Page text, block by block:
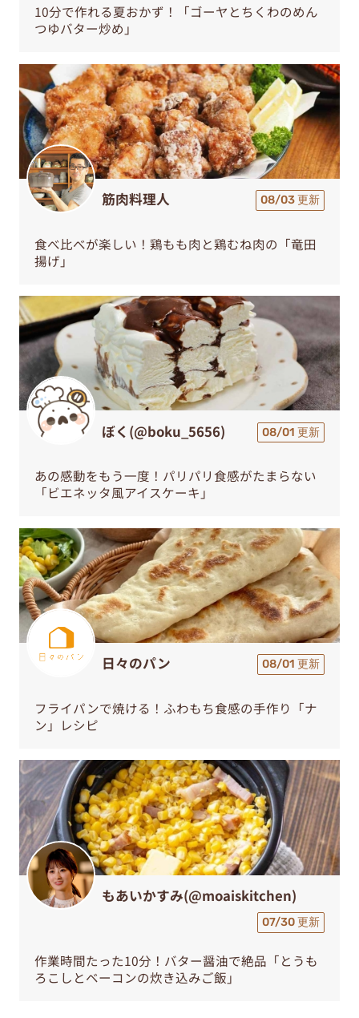
10分で作れる夏おかず！「ゴーヤとちくわのめん
つゆバター炒め」
筋肉料理人 08/03 更新
食べ比べが楽しい！鶏もも肉と鶏むね肉の「竜田
揚げ」
ぼく(@boku_5656) 08/01 更新
あの感動をもう一度！パリパリ食感がたまらない
「ビエネッタ風アイスケーキ」
日々のパン 08/01 更新
フライパンで焼ける！ふわもち食感の手作り「ナ
ン」レシピ
もあいかすみ(@moaiskitchen)
07/30 更新
作業時間たった10分！バター醤油で絶品「とうも
ろこしとベーコンの炊き込みご飯」